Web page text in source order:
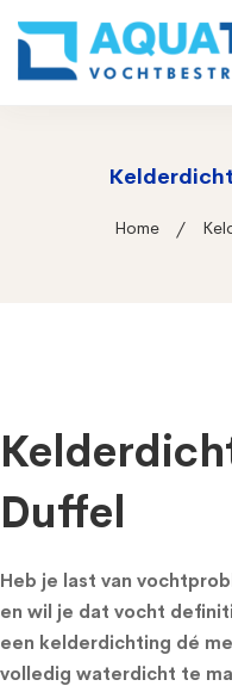
Home
Duffel
Heb je last van
en wil je dat vocht
een kelderdichting dé
volledig waterdicht te